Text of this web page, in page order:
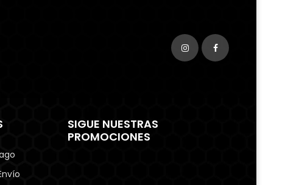
SIGUE NUESTRAS
PROMOCIONES